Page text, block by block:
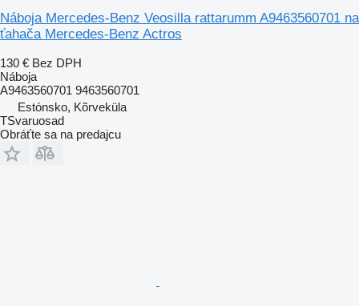
Náboja Mercedes-Benz Veosilla rattarumm A9463560701 na
ťahača Mercedes-Benz Actros
130 € Bez DPH
Náboja
A9463560701 9463560701
Estónsko, Kõrveküla
TSvaruosad
Obráťte sa na predajcu